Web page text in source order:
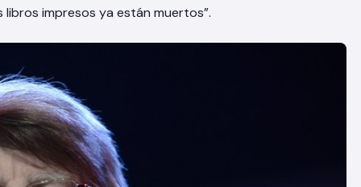
libros impresos ya están muertos”.